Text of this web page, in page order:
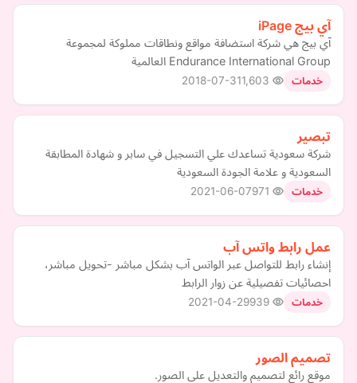
آي بيج iPage
آي بيج هي شركة استضافة مواقع ونطاقات مملوكة لمجموعة
Endurance International Group العالمية
خدمات 2018-07-31
تبصير
شركة سعودية تساعدك علي التسجيل في سابر و شهادة المطابقة
السعودية و علامة الجودة السعودية
خدمات 2021-06-07
عمل رابط واتس آب
إنشاء رابط للتواصل عبر الواتس آب بشكل مباشر -تحويل مباشر،
احصائيات تفصيلية عن زوار الرابط
خدمات 2021-04-29
تصميم الصور
موقع رائع لتصميم والتعديل على الصور.